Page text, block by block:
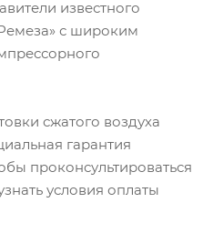
известного
с широким
сжатого воздуха
гарантия
проконсультироваться
условия оплаты